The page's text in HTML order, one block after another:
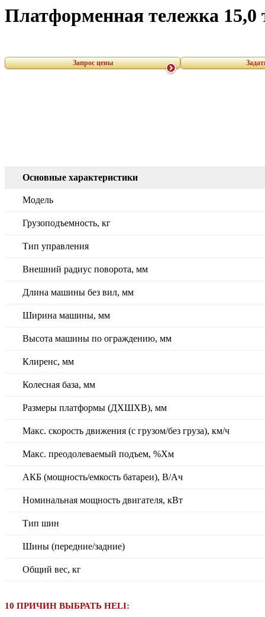
Платформенная тележка 15,0
Запрос цены
Основные характеристики
Модель
Грузоподъемность, кг
Тип управления
Внешний радиус поворота, мм
Длина машины без вил, мм
Ширина машины, мм
Высота машины по ограждению, мм
Клиренс, мм
Колесная база, мм
Размеры платформы (ДХШХВ), мм
Макс. скорость движения (с грузом/без груза), км/ч
Макс. преодолеваемый подъем, %Хм
АКБ (мощность/емкость батареи), В/Ач
Номинальная мощность двигателя, кВт
Тип шин
Шины (передние/задние)
Общий вес, кг
10 ПРИЧИН ВЫБРАТЬ HELI: